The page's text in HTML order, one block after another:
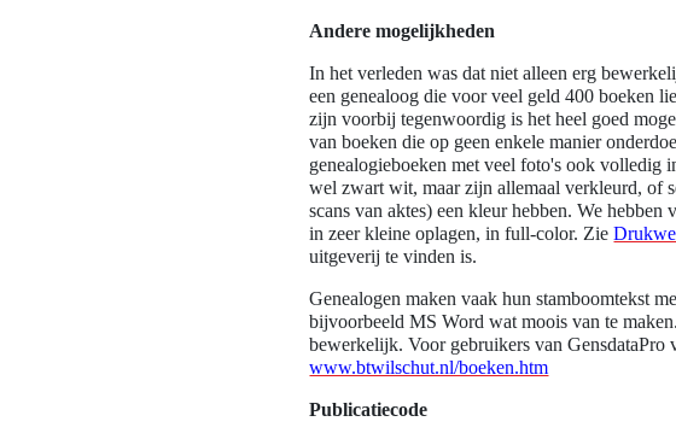
Andere mogelijkheden
In het verleden was dat niet alleen erg
een genealoog die voor veel geld 400 boeken
zijn voorbij tegenwoordig is het heel goed
van boeken die op geen enkele manier
genealogieboeken met veel foto's ook
wel zwart wit, maar zijn allemaal verkleurd, of
scans van aktes) een kleur hebben. We
in zeer kleine oplagen, in full-color. Zie
uitgeverij te vinden is.
Genealogen maken vaak hun stamboomtekst
bijvoorbeeld MS Word wat moois van te
bewerkelijk. Voor gebruikers van
www.btwilschut.nl/boeken.htm
Publicatiecode